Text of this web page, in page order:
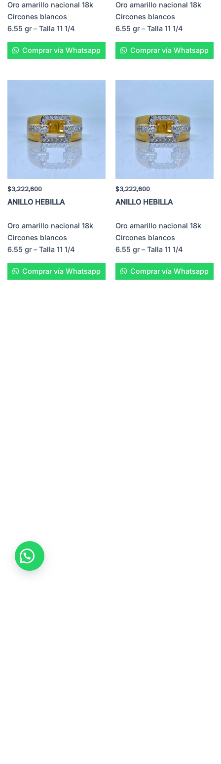
Oro amarillo nacional 18k
Circones blancos
6.55 gr – Talla 11 1/4
Comprar vía Whatsapp
Oro amarillo nacional 18k
Circones blancos
6.55 gr – Talla 11 1/4
Comprar vía Whatsapp
$3,222,600
ANILLO HEBILLA
Oro amarillo nacional 18k
Circones blancos
6.55 gr – Talla 11 1/4
Comprar vía Whatsapp
$3,222,600
ANILLO HEBILLA
Oro amarillo nacional 18k
Circones blancos
6.55 gr – Talla 11 1/4
Comprar vía Whatsapp